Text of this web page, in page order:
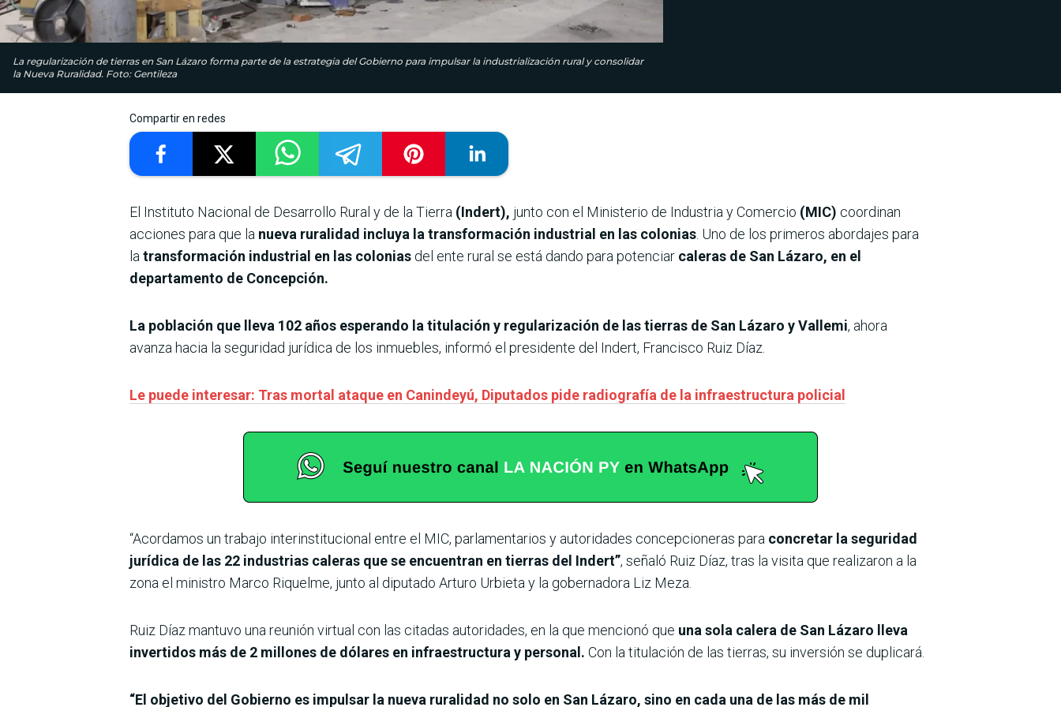
La regularización de tierras en San Lázaro forma parte de la estrategia del Gobierno para impulsar la industrialización rural y consolidar
la Nueva Ruralidad. Foto: Gentileza
Compartir en redes
El Instituto Nacional de Desarrollo Rural y de la Tierra (Indert), junto con el Ministerio de Industria y Comercio (MIC) coordinan
acciones para que la nueva ruralidad incluya la transformación industrial en las colonias . Uno de los primeros abordajes para
la transformación industrial en las colonias del ente rural se está dando para potenciar caleras de San Lázaro, en el
departamento de Concepción.
La población que lleva 102 años esperando la titulación y regularización de las tierras de San Lázaro y Vallemi, ahora
avanza hacia la seguridad jurídica de los inmuebles, informó el presidente del Indert, Francisco Ruiz Díaz.
Le puede interesar: Tras mortal ataque en Canindeyú, Diputados pide radiografía de la infraestructura policial
“Acordamos un trabajo interinstitucional entre el MIC, parlamentarios y autoridades concepcioneras para concretar la seguridad
jurídica de las 22 industrias caleras que se encuentran en tierras del Indert”, señaló Ruiz Díaz, tras la visita que realizaron a la
zona el ministro Marco Riquelme, junto al diputado Arturo Urbieta y la gobernadora Liz Meza.
Ruiz Díaz mantuvo una reunión virtual con las citadas autoridades, en la que mencionó que una sola calera de San Lázaro lleva
invertidos más de 2 millones de dólares en infraestructura y personal. Con la titulación de las tierras, su inversión se duplicará.
“El objetivo del Gobierno es impulsar la nueva ruralidad no solo en San Lázaro, sino en cada una de las más de mil